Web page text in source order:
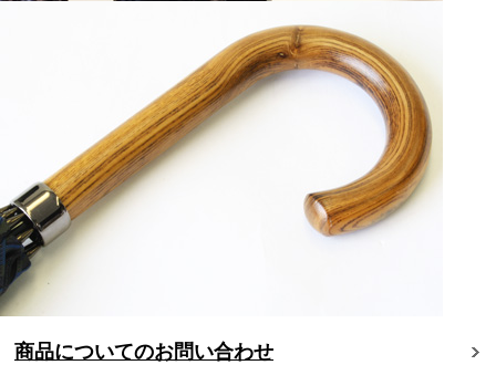
商品についてのお問い合わせ